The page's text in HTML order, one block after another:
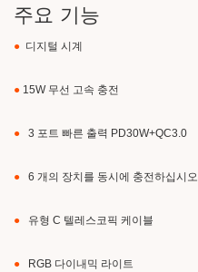
주요 기능
● 디지털 시계
● 15W 무선 ​​고속 충전
● 3 포트 빠른 출력 PD30W+QC3.0
● 6 개의 장치를 동시에 충전하십시오
● 유형 C 텔레스코픽 케이블
● RGB 다이내믹 라이트